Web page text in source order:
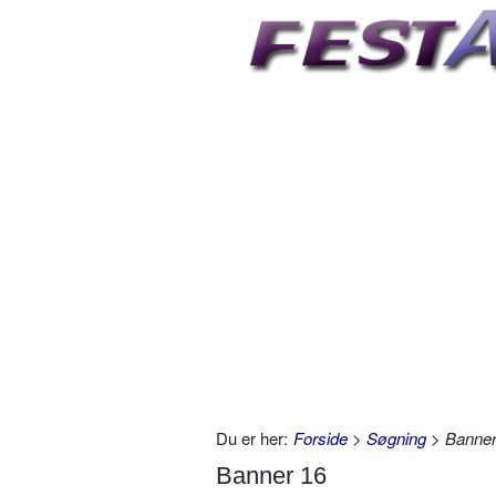
Du er her: Forside > Søgning>
Banner 16